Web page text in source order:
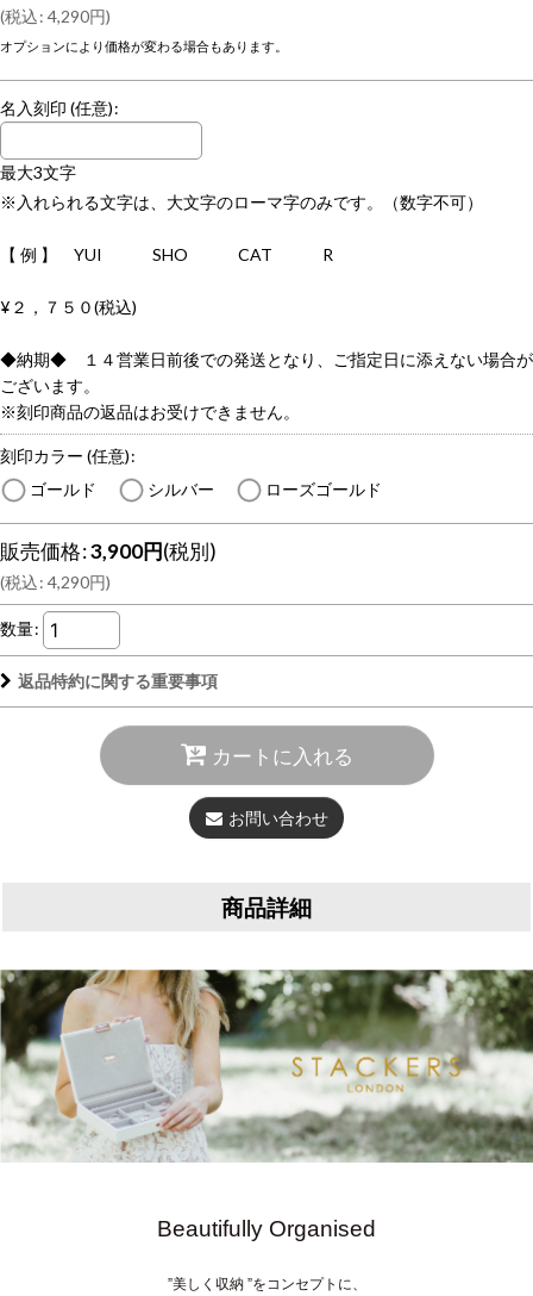
(税込: 4,290円)
オプションにより価格が変わる場合もあります。
名入刻印 (任意):
最大3文字
※入れられる文字は、大文字のローマ字のみです。（数字不可）
【 例 】 YUI SHO CAT R
¥２，７５０(税込)
◆納期◆ １４営業日前後での発送となり、ご指定日に添えない場合が
ございます。
※刻印商品の返品はお受けできません。
刻印カラー (任意):
ゴールド
シルバー ローズゴールド
販売価格:3,900円(税別)
(税込: 4,290円)
数量:
返品特約に関する重要事項
カートに入れる
お問い合わせ
商品詳細
Beautifully Organised
”美しく収納 ”をコンセプトに、